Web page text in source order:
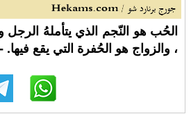
الحُب هو النّجم الذي يتأملهُ
، والزواج هو الحُفرة التي يقع